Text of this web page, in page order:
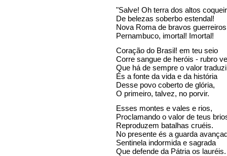
"Salve! Oh terra dos altos
De belezas soberbo estendal!
Nova Roma de bravos guerreiros
Pernambuco, imortal! Imortal!
Coração do Brasil! em teu seio
Corre sangue de heróis - rubro
Que há de sempre o valor
És a fonte da vida e da história
Desse povo coberto de glória,
O primeiro, talvez, no porvir.
Esses montes e vales e rios,
Proclamando o valor de teus
Reproduzem batalhas cruéis.
No presente és a guarda
Sentinela indormida e sagrada
Que defende da Pátria os lauréis.